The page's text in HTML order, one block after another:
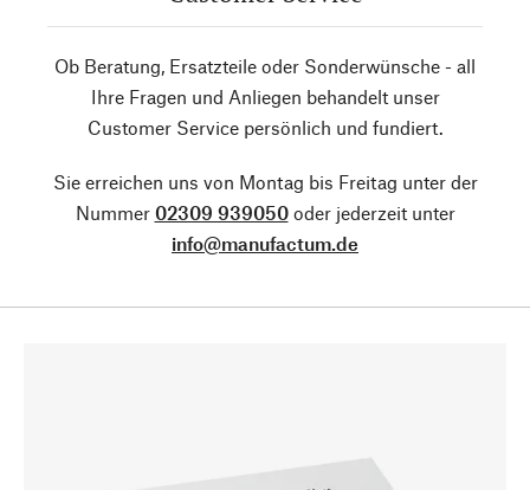
Ob Beratung, Ersatzteile oder Sonderwünsche - all
Ihre Fragen und Anliegen behandelt unser
Customer Service persönlich und fundiert.
Sie erreichen uns von Montag bis Freitag unter der
Nummer 02309 939050oder jederzeit unter
info@manufactum.de